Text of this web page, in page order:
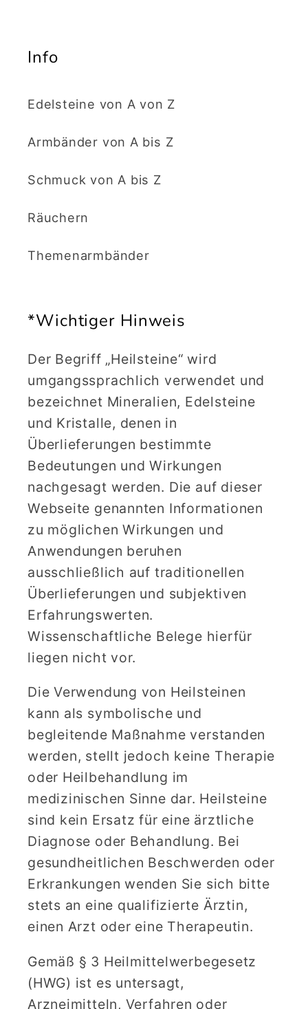
Info
Edelsteine von A von Z
Armbänder von A bis Z
Schmuck von A bis Z
Räuchern
Themenarmbänder
*Wichtiger Hinweis
Der Begriff „Heilsteine“ wird
umgangssprachlich verwendet und
bezeichnet Mineralien, Edelsteine
und Kristalle, denen in
Überlieferungen bestimmte
Bedeutungen und Wirkungen
nachgesagt werden. Die auf dieser
Webseite genannten Informationen
zu möglichen Wirkungen und
Anwendungen beruhen
ausschließlich auf traditionellen
Überlieferungen und subjektiven
Erfahrungswerten.
Wissenschaftliche Belege hierfür
liegen nicht vor.
Die Verwendung von Heilsteinen
kann als symbolische und
begleitende Maßnahme verstanden
werden, stellt jedoch keine Therapie
oder Heilbehandlung im
medizinischen Sinne dar. Heilsteine
sind kein Ersatz für eine ärztliche
Diagnose oder Behandlung. Bei
gesundheitlichen Beschwerden oder
Erkrankungen wenden Sie sich bitte
stets an eine qualifizierte Ärztin,
einen Arzt oder eine Therapeutin.
Gemäß § 3 Heilmittelwerbegesetz
(HWG) ist es untersagt,
Arzneimitteln, Verfahren oder